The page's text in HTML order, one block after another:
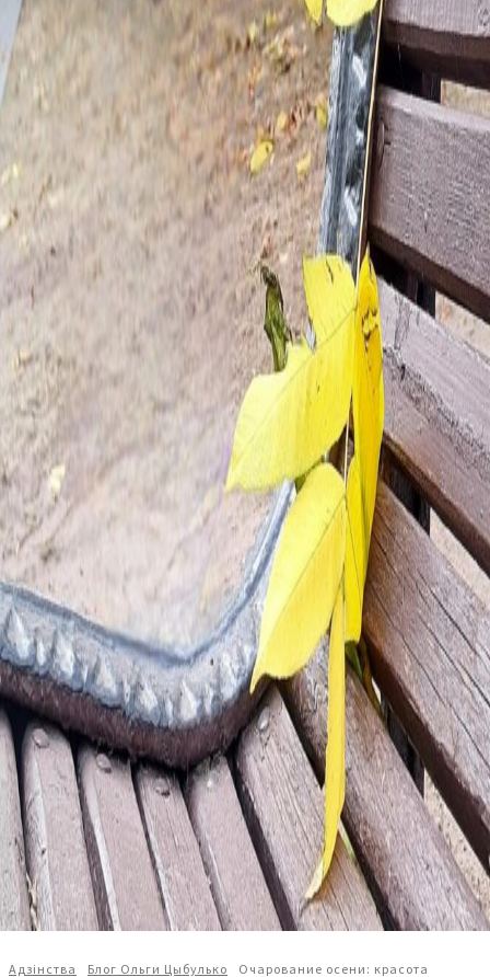
Адзiнства Блог Ольги Цыбулько
Очарование осени: красота